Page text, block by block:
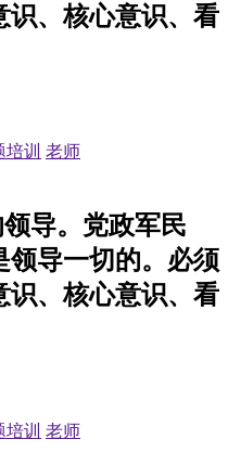
识、核心意识、看
培训 老师
导。党政军民
领导一切的。必须
识、核心意识、看
培训 老师